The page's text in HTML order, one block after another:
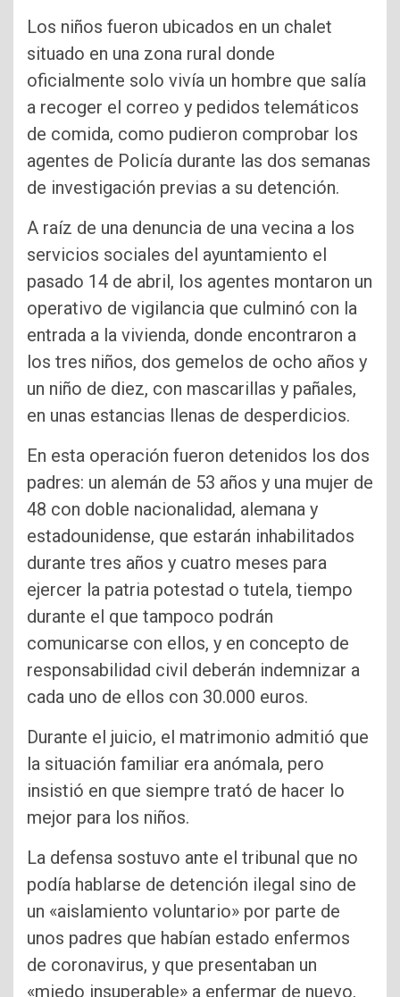
Los niños fueron ubicados en un chalet
situado en una zona rural donde
oficialmente solo vivía un hombre que salía
a recoger el correo y pedidos telemáticos
de comida, como pudieron comprobar los
agentes de Policía durante las dos semanas
de investigación previas a su detención.
A raíz de una denuncia de una vecina a los
servicios sociales del ayuntamiento el
pasado 14 de abril, los agentes montaron un
operativo de vigilancia que culminó con la
entrada a la vivienda, donde encontraron a
los tres niños, dos gemelos de ocho años y
un niño de diez, con mascarillas y pañales,
en unas estancias llenas de desperdicios.
En esta operación fueron detenidos los dos
padres: un alemán de 53 años y una mujer de
48 con doble nacionalidad, alemana y
estadounidense, que estarán inhabilitados
durante tres años y cuatro meses para
ejercer la patria potestad o tutela, tiempo
durante el que tampoco podrán
comunicarse con ellos, y en concepto de
responsabilidad civil deberán indemnizar a
cada uno de ellos con 30.000 euros.
Durante el juicio, el matrimonio admitió que
la situación familiar era anómala, pero
insistió en que siempre trató de hacer lo
mejor para los niños.
La defensa sostuvo ante el tribunal que no
podía hablarse de detención ilegal sino de
un «aislamiento voluntario» por parte de
unos padres que habían estado enfermos
de coronavirus, y que presentaban un
«miedo insuperable» a enfermar de nuevo,